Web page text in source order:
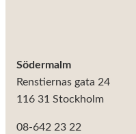
Södermalm
Renstiernas gata 24
116 31 Stockholm
08-642 23 22